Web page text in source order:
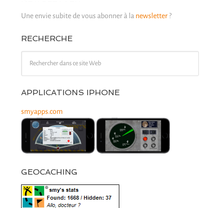
Une envie subite de vous abonner à la newsletter?
RECHERCHE
APPLICATIONS IPHONE
smyapps.com
GEOCACHING